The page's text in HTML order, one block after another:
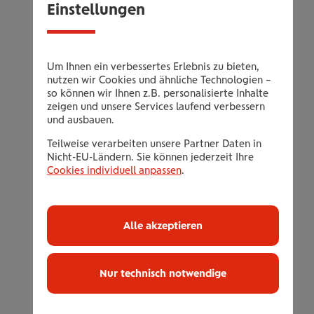
Herzultraschall
Ruhe EKG
Sauerstoffsättigung
Ergometrie
Bei Bedarf arterielle Blutgasanalyse
Befundbesprechung mit eventuellen
Empfehlungen für weitere Behandlungen
und Befundbericht
angeforderten Gutschein mit der
saldierten Honorarnote auf der die
Leistungsposition Long-COVID-
Screening vermerkt ist, und geben Sie uns
Einstellungen
Um Ihnen ein verbessertes Erlebnis zu bieten,
nutzen wir Cookies und ähnliche Technologien –
so können wir Ihnen z.B. personalisierte Inhalte
zeigen und unsere Services laufend verbessern
und ausbauen.
Teilweise verarbeiten unsere Partner Daten in
Nicht-EU-Ländern. Sie können jederzeit Ihre
Cookies individuell anpassen.
Nur technisch notwendige
Alle akzeptieren